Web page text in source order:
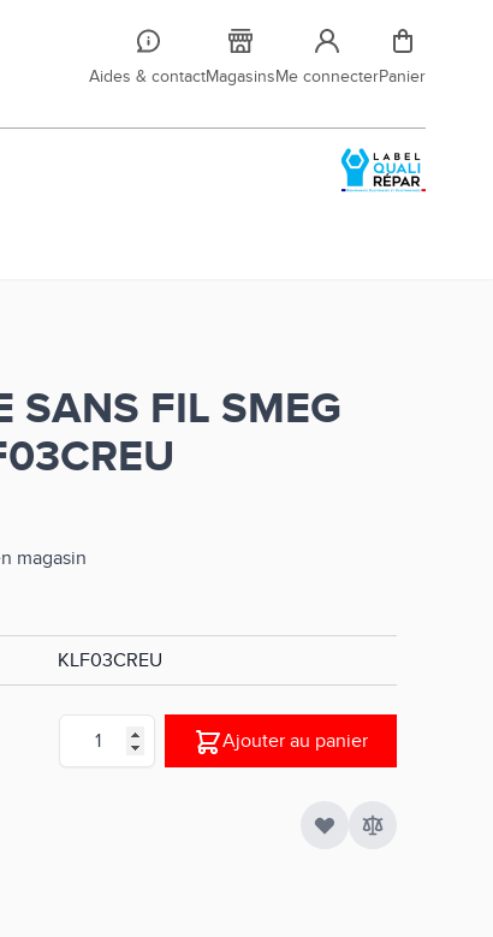
Aides & contactMagasinsMe connecterPanier
SANS FIL SMEG
magasin
KLF03CREU
Quantité
Ajouter au panier